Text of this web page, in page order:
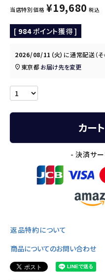
当店特別価格 ¥19,680 税込
[ 984ポイント獲得 ]
2026/08/11（火） に通常配送（そ
東京都 お届け先を変更
カー
- 決済サ
返品特約について
商品についてのお問い合わせ